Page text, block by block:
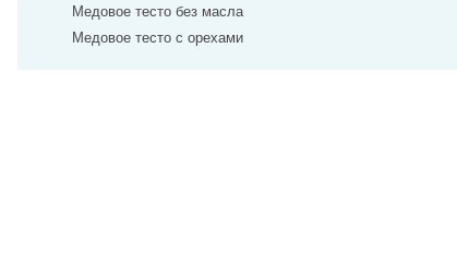
Медовое тесто без масла
Медовое тесто с орехами